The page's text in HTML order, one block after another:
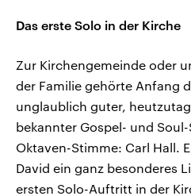
Das erste Solo in der Kirche
Zur Kirchengemeinde oder
der Familie gehörte Anfang
unglaublich guter,
bekannter Gospel- und
Oktaven-Stimme: Carl Hall.
David ein ganz besonderes
ersten Solo-Auftritt in der